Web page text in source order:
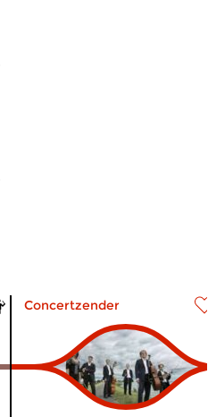
Concertzender